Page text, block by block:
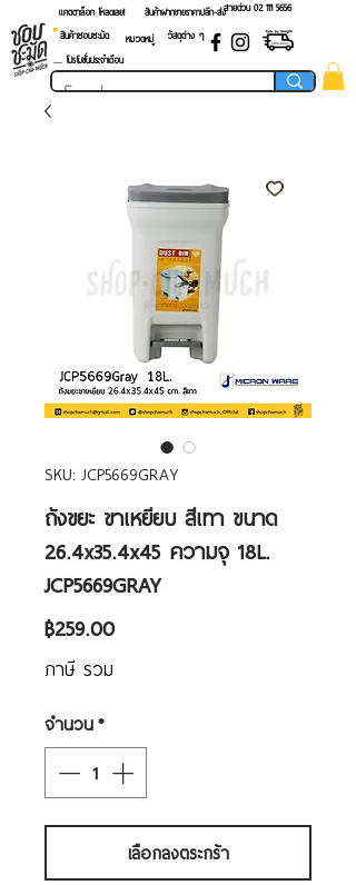
แคตตาล็อก โหลดเลย! สายด่วน 02 ​111 5656
สินค้าฝากขายราคาปลีก-ส่ง
สินค้าชอบชะมัด
หมวดหมู่
วัสดุต่าง ๆ
.... โปรโมชั่นประจำเดือน
SKU: JCP5669GRAY
ถังขยะ ขาเหยียบ สีเทา ขนาด
26.4x35.4x45 ความจุ 18L.
JCP5669GRAY
฿259.00ราคา
ภาษี รวม
จำนวน*
เลือกลงตระกร้า